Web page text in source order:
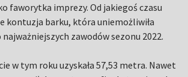
faworytka imprezy. Od jakiegoś czasu
kontuzja barku, która uniemożliwiła
zawodów sezonu 2022.
w tym roku uzyskała 57,53 metra. Nawet